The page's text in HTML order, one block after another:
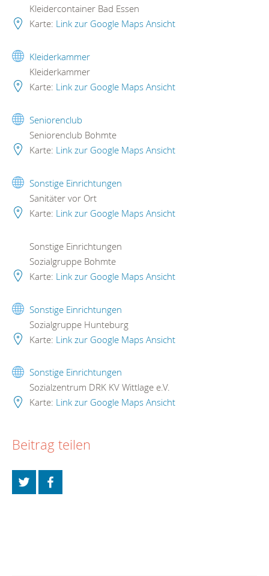
Kleidercontainer Bad Essen
Karte: Link zur Google Maps Ansicht
Kleiderkammer
Kleiderkammer
Karte: Link zur Google Maps Ansicht
Seniorenclub
Seniorenclub Bohmte
Karte: Link zur Google Maps Ansicht
Sonstige Einrichtungen
Sanitäter vor Ort
Karte: Link zur Google Maps Ansicht
Sonstige Einrichtungen
Sozialgruppe Bohmte
Karte: Link zur Google Maps Ansicht
Sonstige Einrichtungen
Sozialgruppe Hunteburg
Karte: Link zur Google Maps Ansicht
Sonstige Einrichtungen
Sozialzentrum DRK KV Wittlage e.V.
Karte: Link zur Google Maps Ansicht
Beitrag teilen